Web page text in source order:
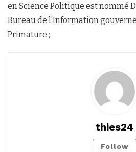
en Science Politique est nommé
Bureau de l’Information
Primature ;
thies24
Follow